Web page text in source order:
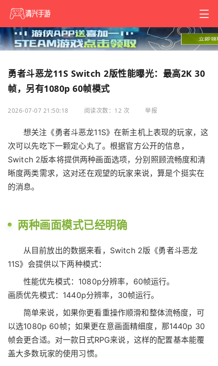
勇者斗恶龙11S Switch 2版性能曝光：最高2K 30
帧，另有1080p 60帧模式
2026-07-07 21:50:18 阅读次数：12 次 举报
想关注《勇者斗恶龙11S》在新主机上表现的玩家，这
次可以先吃下一颗定心丸了。根据官方公开的信息，
Switch 2版本将提供两种画面选项，分别照顾流畅度和清
晰度两类需求，这对还在观望的玩家来说，算是个挺实在
的消息。
两种画面模式已经明确
从目前放出的数据来看，Switch 2版《勇者斗恶龙
11S》会提供以下两种模式：
性能优先模式：1080p分辨率，60帧运行。
画质优先模式：1440p分辨率，30帧运行。
简单来说，如果你更看重操作顺滑和整体流畅度，可
以选1080p 60帧；如果更在意画面精细度，那1440p 30
帧会更合适。对一款日式RPG来说，这样的配置基本能覆
盖大多数玩家的使用习惯。